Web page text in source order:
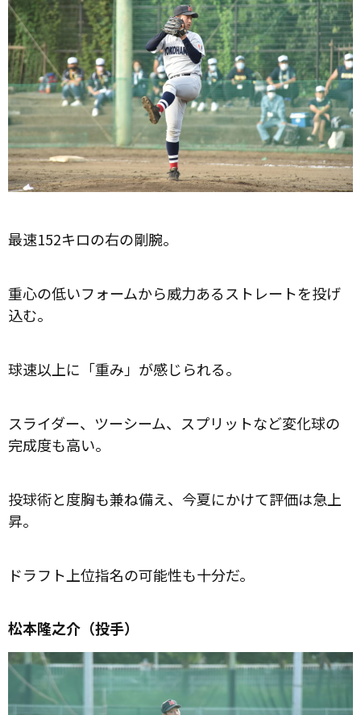
最速152キロの右の剛腕。
重心の低いフォームから威力あるストレートを投げ
込む。
球速以上に「重み」が感じられる。
スライダー、ツーシーム、スプリットなど変化球の
完成度も高い。
投球術と度胸も兼ね備え、今夏にかけて評価は急上
昇。
ドラフト上位指名の可能性も十分だ。
松本隆之介（投手）